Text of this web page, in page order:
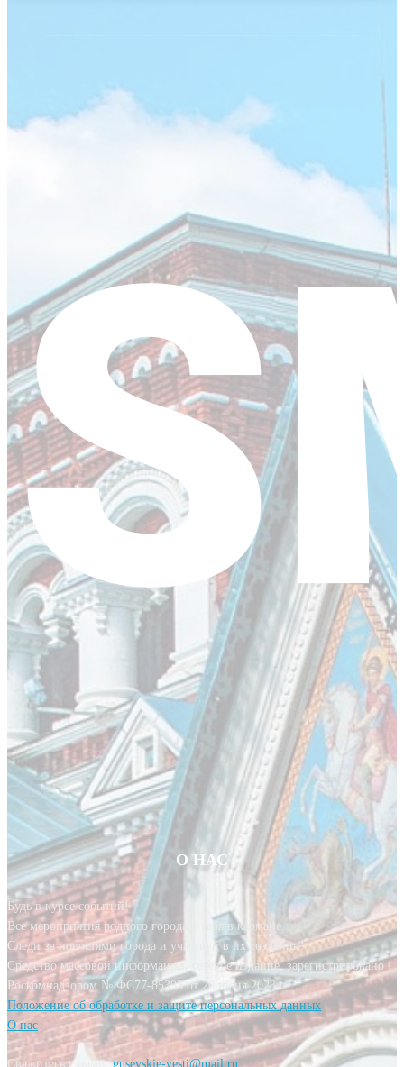
О НАС
Будь в курсе событий!
Все мероприятия родного города у тебя в кармане.
Следи за новостями города и участвуй в их создании!
Средство массовой информации, сетевое издание, зарегистрировано
Роскомнадзором № ФС77-85393 от 20 июня 2023 г.
Положение об обработке и защите персональных данных
О нас
Свяжитесь с нами:gusevskie-vesti@mail.ru